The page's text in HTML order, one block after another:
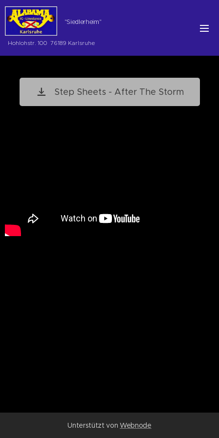
"Siedlerheim"
Hohlohstr. 100 76189 Karlsruhe
Step Sheets - After The Storm
Unterstützt vonWebnode